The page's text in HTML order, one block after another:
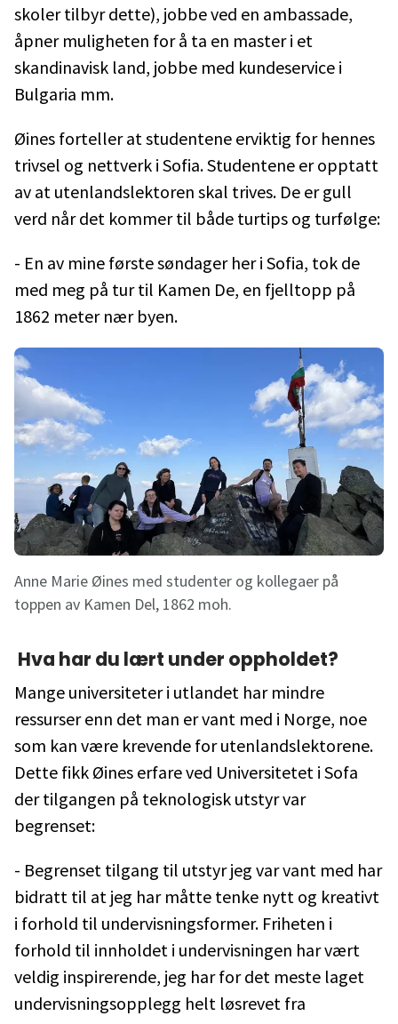
skoler tilbyr dette), jobbe ved en ambassade,
åpner muligheten for å ta en master i et
skandinavisk land, jobbe med kundeservice i
Bulgaria mm.
Øines forteller at studentene erviktig for hennes
trivsel og nettverk i Sofia. Studentene er opptatt
av at utenlandslektoren skal trives. De er gull
verd når det kommer til både turtips og turfølge:
- En av mine første søndager her i Sofia, tok de
med meg på tur til Kamen De, en fjelltopp på
1862 meter nær byen.
Anne Marie Øines med studenter og kollegaer på
toppen av Kamen Del, 1862 moh.
Hva har du lært under oppholdet?
Mange universiteter i utlandet har mindre
ressurser enn det man er vant med i Norge, noe
som kan være krevende for utenlandslektorene.
Dette fikk Øines erfare ved Universitetet i Sofa
der tilgangen på teknologisk utstyr var
begrenset:
- Begrenset tilgang til utstyr jeg var vant med har
bidratt til at jeg har måtte tenke nytt og kreativt
i forhold til undervisningsformer. Friheten i
forhold til innholdet i undervisningen har vært
veldig inspirerende, jeg har for det meste laget
undervisningsopplegg helt løsrevet fra